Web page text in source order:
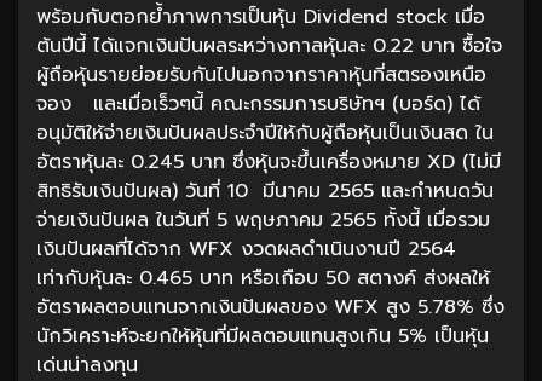
พร้อมกับตอกย้ำภาพการเป็นหุ้น Dividend stock เมื่อ
ต้นปีนี้ ได้แจกเงินปันผลระหว่างกาลหุ้นละ 0.22 บาท ซื้อใจ
ผู้ถือหุ้นรายย่อยรับกันไปนอกจากราคาหุ้นที่สตรองเหนือ
จอง และเมื่อเร็วๆนี้ คณะกรรมการบริษัทฯ (บอร์ด) ได้
อนุมัติให้จ่ายเงินปันผลประจำปีให้กับผู้ถือหุ้นเป็นเงินสด ใน
อัตราหุ้นละ 0.245 บาท ซึ่งหุ้นจะขึ้นเครื่องหมาย XD (ไม่มี
สิทธิรับเงินปันผล) วันที่ 10 มีนาคม 2565 และกำหนดวัน
จ่ายเงินปันผล ในวันที่ 5 พฤษภาคม 2565 ทั้งนี้ เมื่อรวม
เงินปันผลที่ได้จาก WFX งวดผลดำเนินงานปี 2564
เท่ากับหุ้นละ 0.465 บาท หรือเกือบ 50 สตางค์ ส่งผลให้
อัตราผลตอบแทนจากเงินปันผลของ WFX สูง 5.78% ซึ่ง
นักวิเคราะห์จะยกให้หุ้นที่มีผลตอบแทนสูงเกิน 5% เป็นหุ้น
เด่นน่าลงทุน